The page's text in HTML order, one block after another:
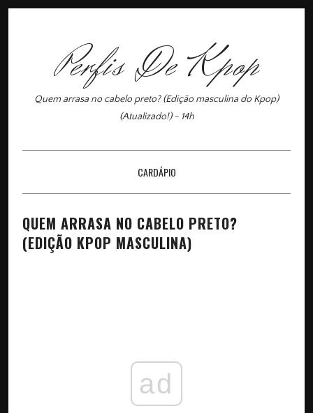
Perfis De Kpop
Quem arrasa no cabelo preto? (Edição masculina do Kpop)
(Atualizado!) - 14h
CARDÁPIO
×
QUEM ARRASA NO CABELO PRETO?
(EDIÇÃO KPOP MASCULINA)
ad